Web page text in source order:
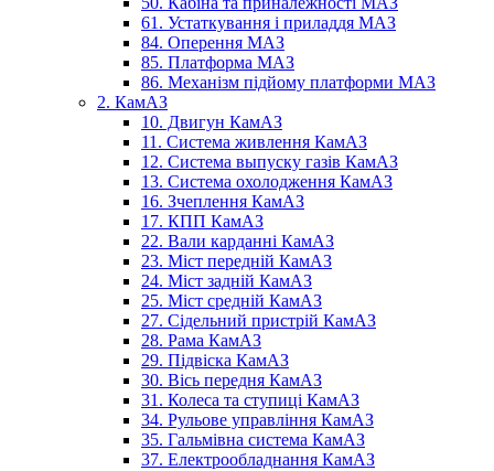
61. Устаткування і приладдя МАЗ
84. Оперення МАЗ
85. Платформа МАЗ
86. Механізм підйому платформи МАЗ
2. КамАЗ
10. Двигун КамАЗ
11. Система живлення КамАЗ
12. Система выпуску газів КамАЗ
13. Система охолодження КамАЗ
16. Зчеплення КамАЗ
17. КПП КамАЗ
22. Вали карданні КамАЗ
23. Міст передній КамАЗ
24. Міст задній КамАЗ
25. Міст средній КамАЗ
27. Сідельний пристрій КамАЗ
28. Рама КамАЗ
29. Підвіска КамАЗ
30. Вісь передня КамАЗ
31. Колеса та ступиці КамАЗ
34. Рульове управління КамАЗ
35. Гальмівна система КамАЗ
37. Електрообладнання КамАЗ